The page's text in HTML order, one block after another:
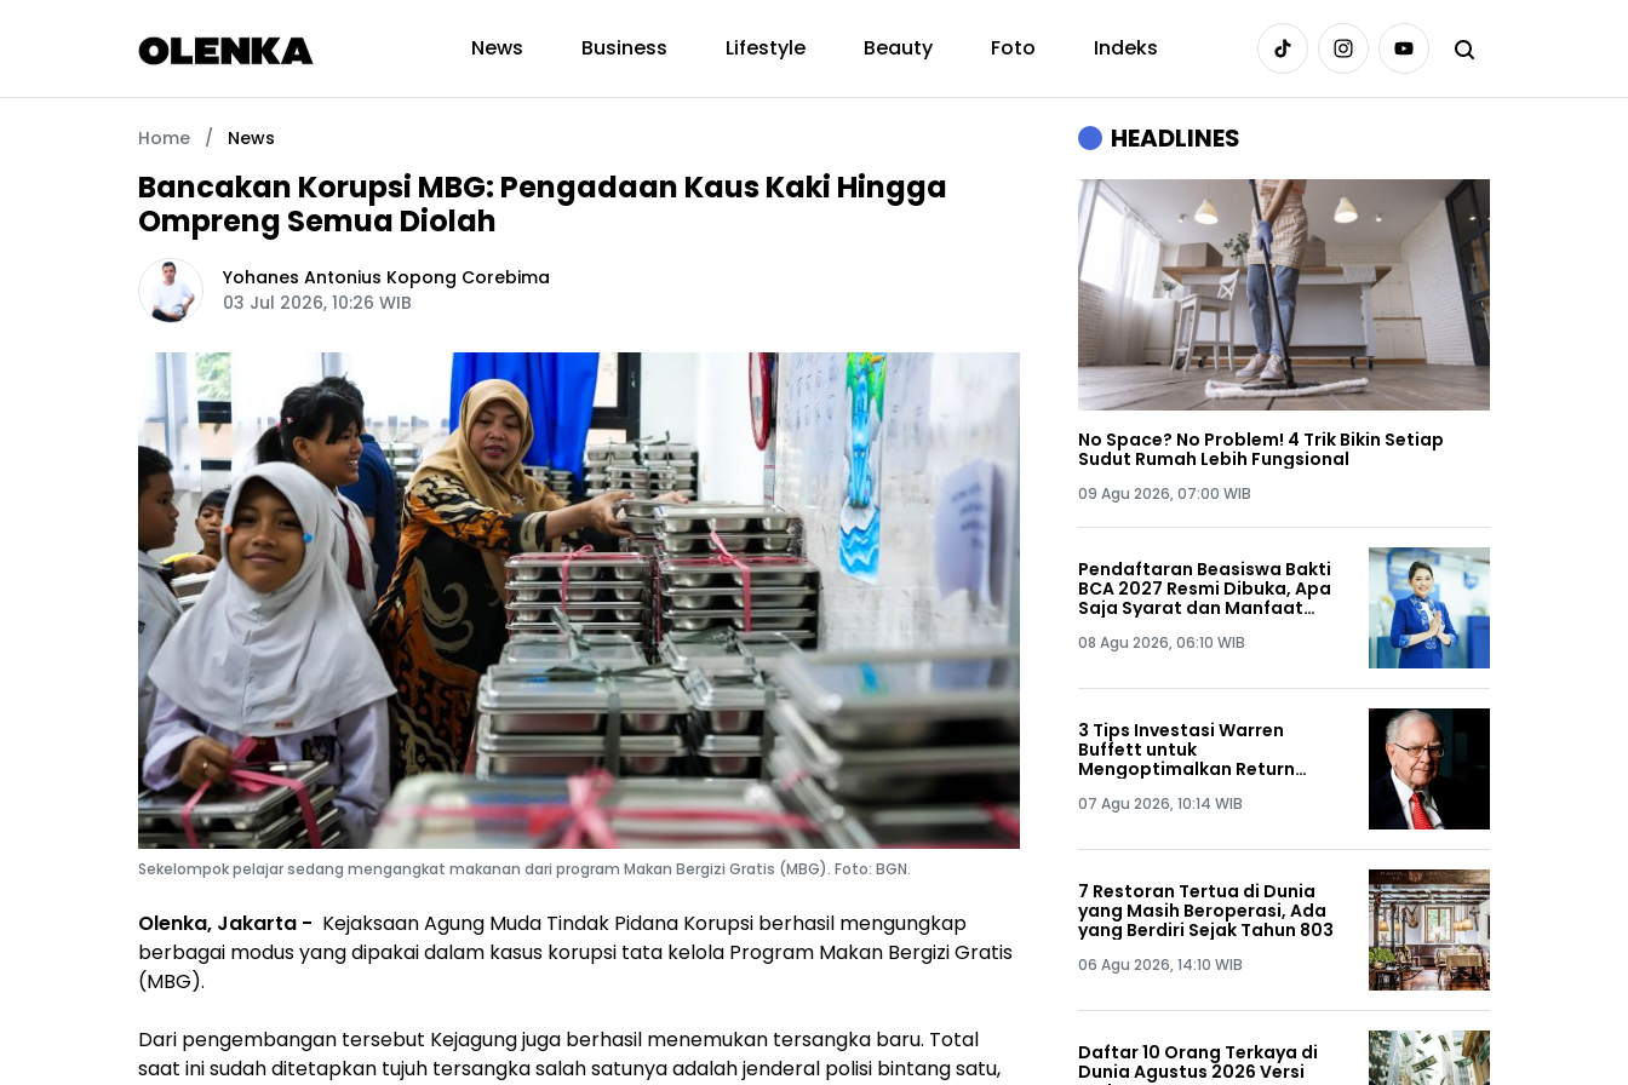
News Business Lifestyle Beauty Foto Indeks
Home / News
Bancakan Korupsi MBG: Pengadaan Kaus Kaki Hingga
Ompreng Semua Diolah
Yohanes Antonius Kopong Corebima
03 Jul 2026, 10:26 WIB
Sekelompok pelajar sedang mengangkat makanan dari program Makan Bergizi Gratis (MBG). Foto: BGN.
Olenka, Jakarta - Kejaksaan Agung Muda Tindak Pidana Korupsi berhasil mengungkap
berbagai modus yang dipakai dalam kasus korupsi tata kelola Program Makan Bergizi Gratis
(MBG).
Dari pengembangan tersebut Kejagung juga berhasil menemukan tersangka baru. Total
saat ini sudah ditetapkan tujuh tersangka salah satunya adalah jenderal polisi bintang satu,
HEADLINES
No Space? No Problem! 4 Trik Bikin Setiap
Sudut Rumah Lebih Fungsional
09 Agu 2026, 07:00 WIB
Pendaftaran Beasiswa Bakti
BCA 2027 Resmi Dibuka, Apa
Saja Syarat dan Manfaat
08 Agu 2026, 06:10 WIB
3 Tips Investasi Warren
Buffett untuk
Mengoptimalkan Return
07 Agu 2026, 10:14 WIB
7 Restoran Tertua di Dunia
yang Masih Beroperasi, Ada
yang Berdiri Sejak Tahun 803
06 Agu 2026, 14:10 WIB
Daftar 10 Orang Terkaya di
Dunia Agustus 2026 Versi